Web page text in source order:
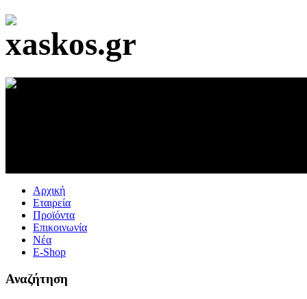
Αρχική
Εταιρεία
Προϊόντα
Επικοινωνία
Νέα
E-Shop
Αναζήτηση